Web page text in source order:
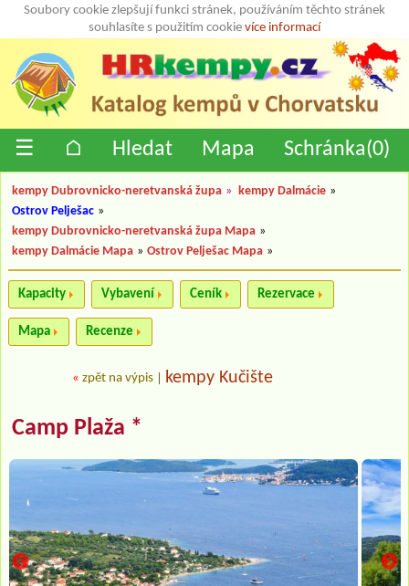
Soubory cookie zlepšují funkci stránek, používáním těchto stránek
souhlasíte s použitím cookie více informací
☰ ⌂ Hledat Mapa Schránka(0)
kempy Dubrovnicko-neretvanská župa » kempy Dalmácie »
Ostrov Pelješac »
kempy Dubrovnicko-neretvanská župa Mapa »
kempy Dalmácie Mapa » Ostrov Pelješac Mapa »
Kapacity Vybavení Ceník Rezervace
Mapa Recenze
« zpět na výpis kempy Kučište
Camp Plaža *